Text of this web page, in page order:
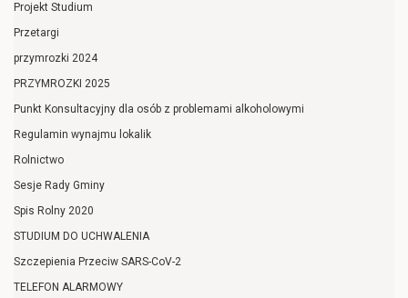
Projekt Studium
Przetargi
przymrozki 2024
PRZYMROZKI 2025
Punkt Konsultacyjny dla osób z problemami alkoholowymi
Regulamin wynajmu lokalik
Rolnictwo
Sesje Rady Gminy
Spis Rolny 2020
STUDIUM DO UCHWALENIA
Szczepienia Przeciw SARS-CoV-2
TELEFON ALARMOWY